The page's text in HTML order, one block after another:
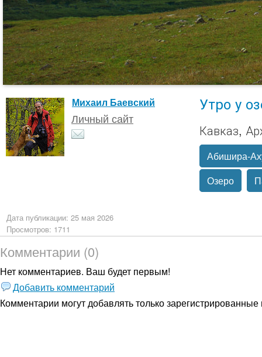
Михаил Баевский
Личный сайт
Утро у
Кавказ,
Абишира-
Озеро
Дата публикации: 25 мая 2026
Просмотров: 1711
Комментарии (0)
Нет комментариев. Ваш будет первым!
Добавить комментарий
Комментарии могут добавлять толькозарегистрированные